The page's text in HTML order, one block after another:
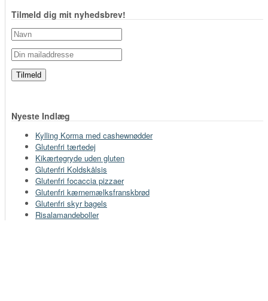
Tilmeld dig mit nyhedsbrev!
Nyeste Indlæg
Kylling Korma med cashewnødder
Glutenfri tærtedej
Kikærtegryde uden gluten
Glutenfri Koldskålsis
Glutenfri focaccia pizzaer
Glutenfri kærnemælksfranskbrød
Glutenfri skyr bagels
Risalamandeboller